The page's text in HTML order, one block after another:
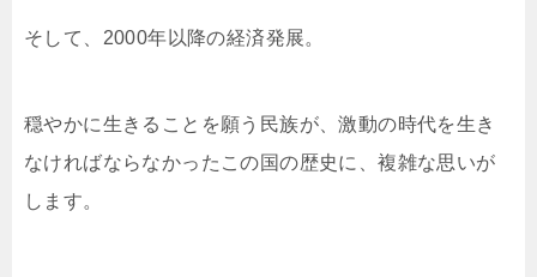
そして、2000年以降の経済発展。
穏やかに生きることを願う民族が、激動の時代を生き
なければならなかったこの国の歴史に、複雑な思いが
します。